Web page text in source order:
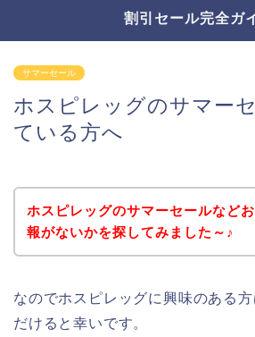
割引セール完全ガ
サマーセール
ホスピレッグのサマー
ている方へ
ホスピレッグのサマーセールなど
報がないかを探してみました～♪
なのでホスピレッグに興味のある
だけると幸いです。